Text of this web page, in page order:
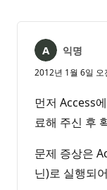
익명
2012년 1월 6일 오
먼저 Access
료해 주신 후
문제 증상은
닌)로 실행되